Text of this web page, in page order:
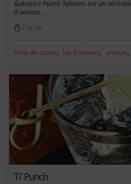
&nbsp;Le Punch Tahitien est un
d'ananas...
Facile
sirop de canne, jus d'ananas, ananas,
Ti’ Punch